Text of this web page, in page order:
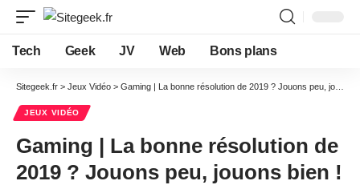
Tech Geek JV Web Bons plans
Sitegeek.fr > Jeux Vidéo > Gaming | La bonne résolution de 2019 ? Jouons peu, jouons bien !
JEUX VIDÉO
Gaming | La bonne résolution de
2019 ? Jouons peu, jouons bien !